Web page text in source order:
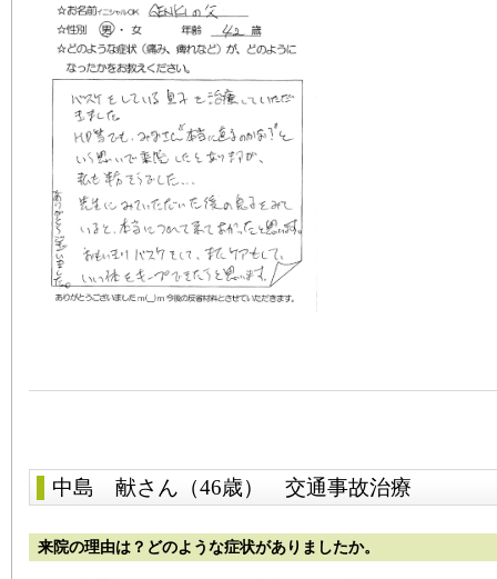
中島 献さん（46歳） 交通事故治療
来院の理由は？どのような症状がありましたか。